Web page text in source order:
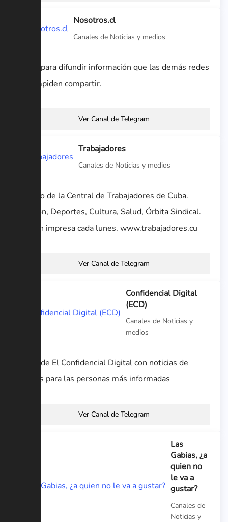
Nosotros.cl
Canales de Noticias y medios
Canal para difundir información que las demás redes
nos impiden compartir.
Ver Canal de Telegram
Trabajadores
Canales de Noticias y medios
Órgano de la Central de Trabajadores de Cuba.
Opinión, Deportes, Cultura, Salud, Órbita Sindical.
Edición impresa cada lunes. www.trabajadores.cu
Ver Canal de Telegram
Confidencial Digital
(ECD)
Canales de Noticias y
medios
Canal de El Confidencial Digital con noticias de
interés para las personas más informadas
Ver Canal de Telegram
Las
Gabias, ¿a
quien no
le va a
gustar?
Canales de
Noticias y